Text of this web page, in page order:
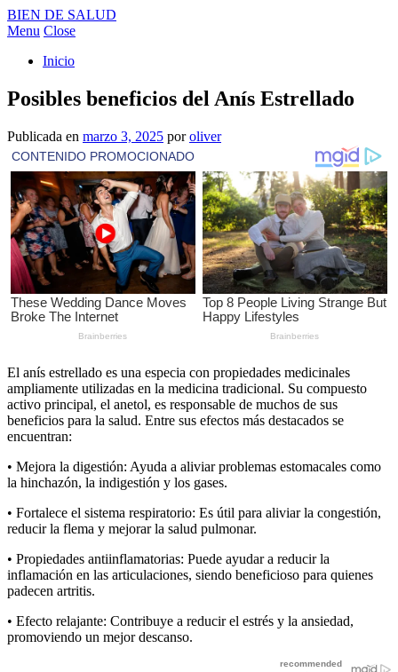
BIEN DE SALUD
Menu Close
Inicio
Posibles beneficios del Anís Estrellado
Publicada en marzo 3, 2025 poroliver
El anís estrellado es una especia con propiedades medicinales
ampliamente utilizadas en la medicina tradicional. Su compuesto
activo principal, el anetol, es responsable de muchos de sus
beneficios para la salud. Entre sus efectos más destacados se
encuentran:
• Mejora la digestión: Ayuda a aliviar problemas estomacales como
la hinchazón, la indigestión y los gases.
• Fortalece el sistema respiratorio: Es útil para aliviar la congestión,
reducir la flema y mejorar la salud pulmonar.
• Propiedades antiinflamatorias: Puede ayudar a reducir la
inflamación en las articulaciones, siendo beneficioso para quienes
padecen artritis.
• Efecto relajante: Contribuye a reducir el estrés y la ansiedad,
promoviendo un mejor descanso.